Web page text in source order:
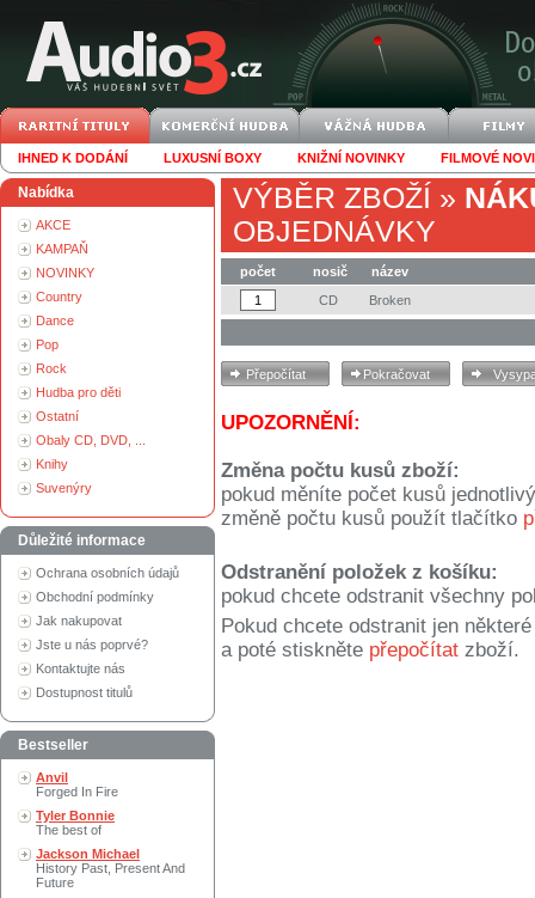
IHNED K DODÁNÍ LUXUSNÍ BOXY KNIŽNÍ NOVINKY FILMOVÉ
Nabídka
AKCE
KAMPAŇ
NOVINKY
Country
Dance
Pop
Rock
Hudba pro děti
Ostatní
Obaly CD, DVD, ...
Knihy
Suvenýry
Důležité informace
Ochrana osobních údajů
Obchodní podmínky
Jak nakupovat
Jste u nás poprvé?
Kontaktujte nás
Dostupnost titulů
Bestseller
Anvil
Forged In Fire
Tyler Bonnie
The best of
Jackson Michael
History Past, Present And
Future
VÝBĚR ZBOŽÍ »
OBJEDNÁVKY
počet nosič
název
CD
Broken
UPOZORNĚNÍ:
Změna počtu kusů zboží:
pokud měníte počet kusů
změně počtu kusů použít tlačítko
Odstranění položek z košíku:
pokud chcete odstranit všechny
Pokud chcete odstranit jen
a poté stiskněte přepočítat zboží.